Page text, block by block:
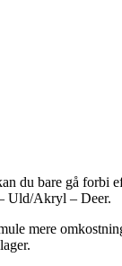
du bare gå forbi
Uld/Akryl – Deer.
mere